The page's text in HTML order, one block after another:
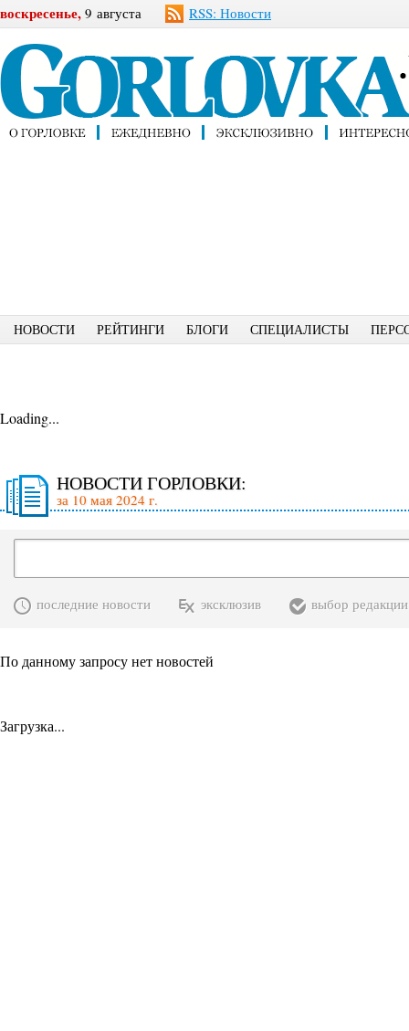
воскресенье, 9 августа RSS: Новости
НОВОСТИ РЕЙТИНГИ БЛОГИ СПЕЦИАЛИСТЫ
Loading...
НОВОСТИ ГОРЛОВКИ:
за 10 мая 2024 г.
последние новости эксклюзив выбор редакции
По данному запросу нет новостей
Загрузка...